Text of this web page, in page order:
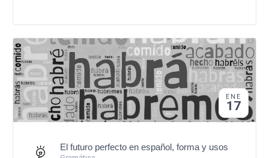
ENE
17
El futuro perfecto en español, forma y usos